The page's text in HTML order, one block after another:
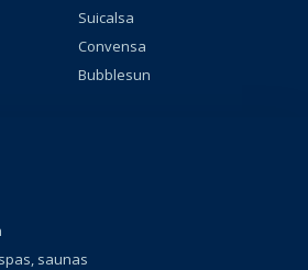
Suicalsa
Convensa
Bubblesun
saunas